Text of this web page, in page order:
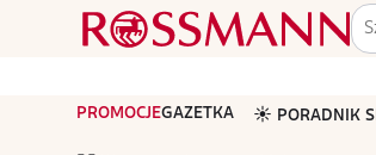
PROMOCJEGAZETKA ☀️ PORADNIK